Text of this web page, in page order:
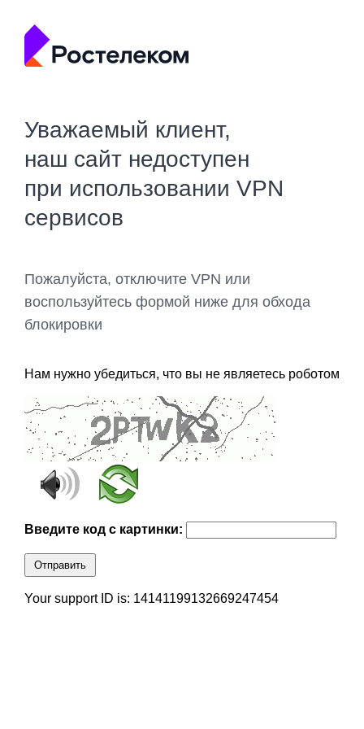
Уважаемый клиент,
наш сайт недоступен
при использовании VPN
сервисов
Пожалуйста, отключите VPN или
воспользуйтесь формой ниже для обхода
блокировки
Нам нужно убедиться, что вы не являетесь роботом
Введите код с картинки:
Отправить
Your support ID is: 14141199132669247454